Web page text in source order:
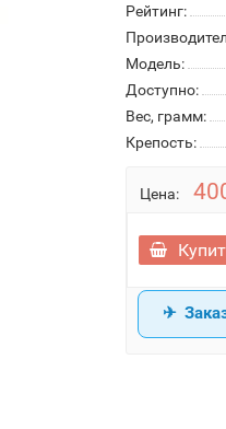
Рейтинг:
Модель:
Доступно:
Вес, грамм:
Крепость:
Цена: